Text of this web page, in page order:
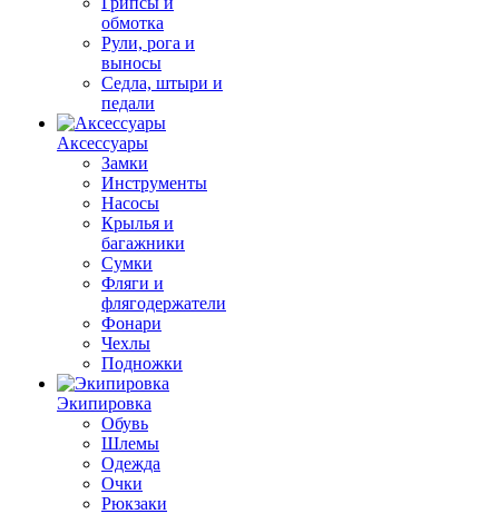
обмотка
Рули, рога и
выносы
Седла, штыри и
педали
Аксессуары
Замки
Инструменты
Насосы
Крылья и
багажники
Сумки
Фляги и
флягодержатели
Фонари
Чехлы
Подножки
Экипировка
Обувь
Шлемы
Одежда
Очки
Рюкзаки